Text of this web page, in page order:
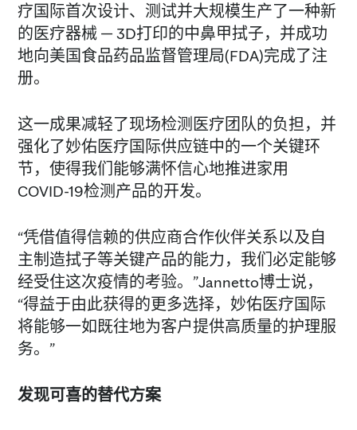
疗国际首次设计、测试并大规模生产了一种新
的医疗器械 — 3D打印的中鼻甲拭子，并成功
地向美国食品药品监督管理局(FDA)完成了注
册。
这一成果减轻了现场检测医疗团队的负担，并
强化了妙佑医疗国际供应链中的一个关键环
节，使得我们能够满怀信心地推进家用
COVID-19检测产品的开发。
“凭借值得信赖的供应商合作伙伴关系以及自
主制造拭子等关键产品的能力，我们必定能够
经受住这次疫情的考验。”Jannetto博士说，
“得益于由此获得的更多选择，妙佑医疗国际
将能够一如既往地为客户提供高质量的护理服
务。”
发现可喜的替代方案